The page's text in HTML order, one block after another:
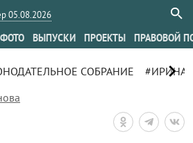
05.08.2026
ФОТО ВЫПУСКИ ПРОЕКТЫ ПРАВОВОЙ
СОБРАНИЕ #ИРИНА
chevron_right